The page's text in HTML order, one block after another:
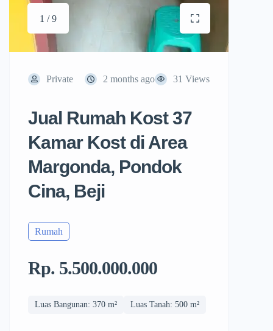
1 / 9
Private 2 months ago 31 Views
Jual Rumah Kost 37
Kamar Kost di Area
Margonda, Pondok
Cina, Beji
Rumah
Rp. 5.500.000.000
Luas Bangunan: 370 m² Luas Tanah: 500 m²